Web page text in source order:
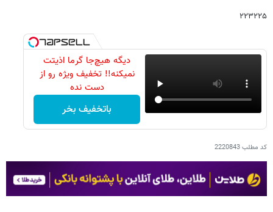
۲۲۳۲۲۵
دیگه هیچ‌جا گرما اذیتت
نمیکنه!! تخفیف ویژه رو از
دست نده
باتخفیف بخر
کد مطلب2220843